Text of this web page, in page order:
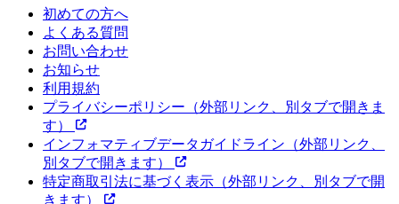
初めての方へ
よくある質問
お問い合わせ
お知らせ
利用規約
プライバシーポリシー （外部リンク、別タブで開きま
す）
インフォマティブデータガイドライン （外部リンク、
別タブで開きます）
特定商取引法に基づく表示 （外部リンク、別タブで開
きます）